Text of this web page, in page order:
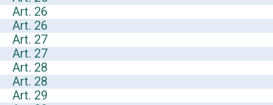
Art. 26
Art. 26
Art. 27
Art. 27
Art. 28
Art. 28
Art. 29